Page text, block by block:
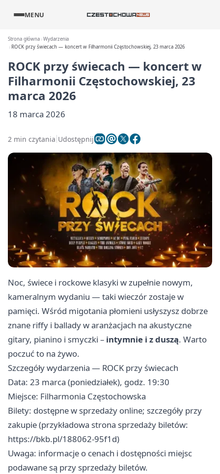
MENU
Strona główna Wydarzenia
ROCK przy świecach — koncert w Filharmonii Częstochowskiej, 23 marca 2026
ROCK przy świecach — koncert w
Filharmonii Częstochowskiej, 23
marca 2026
18 marca 2026
2 min czytania Udostępnij
Noc, świece i rockowe klasyki w zupełnie nowym,
kameralnym wydaniu — taki wieczór zostaje w
pamięci. Wśród migotania płomieni usłyszysz dobrze
znane riffy i ballady w aranżacjach na akustyczne
gitary, pianino i smyczki – intymnie i z duszą. Warto
poczuć to na żywo.
Szczegóły wydarzenia — ROCK przy świecach
Data: 23 marca (poniedziałek), godz. 19:30
Miejsce: Filharmonia Częstochowska
Bilety: dostępne w sprzedaży online; szczegóły przy
zakupie (przykładowa strona sprzedaży biletów:
https://bkb.pl/188062-95f1d)
Uwaga: informacje o cenach i dostępności miejsc
podawane są przy sprzedaży biletów.